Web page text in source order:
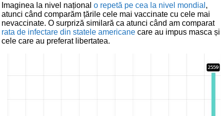
Imaginea la nivel național o repetă pe cea la nivel mondial ,
atunci când comparăm țările cele mai vaccinate cu cele mai
nevaccinate. O surpriză similară ca atunci când am comparat
rata de infectare din statele americane care au impus masca și
cele care au preferat libertatea.